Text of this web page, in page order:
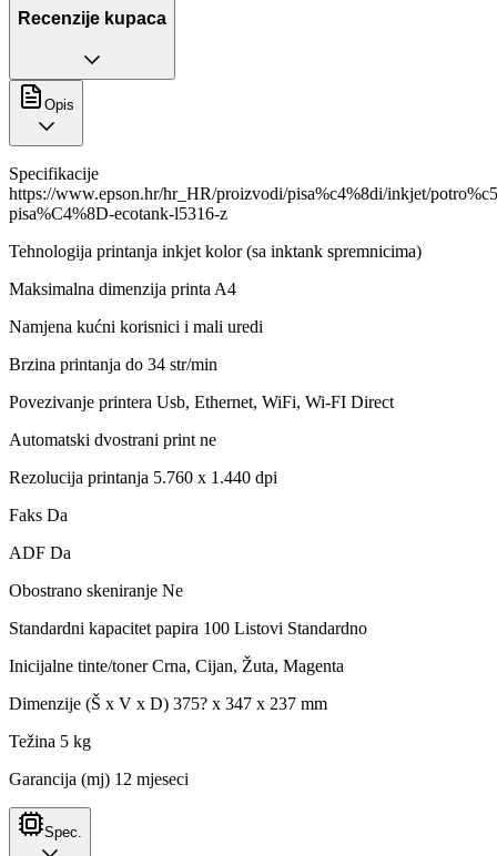
Recenzije kupaca
Opis
Specifikacije
https://www.epson.hr/hr_HR/proizvodi/pisa%c4%8di/inkjet/
pisa%C4%8D-ecotank-l5316-z
Tehnologija printanja inkjet kolor (sa inktank spremnicima)
Maksimalna dimenzija printa A4
Namjena kućni korisnici i mali uredi
Brzina printanja do 34 str/min
Povezivanje printera Usb, Ethernet, WiFi, Wi-FI Direct
Automatski dvostrani print ne
Rezolucija printanja 5.760 x 1.440 dpi
Faks Da
ADF Da
Obostrano skeniranje Ne
Standardni kapacitet papira 100 Listovi Standardno
Inicijalne tinte/toner Crna, Cijan, Žuta, Magenta
Dimenzije (Š x V x D) 375? x 347 x 237 mm
Težina 5 kg
Garancija (mj) 12 mjeseci
Spec.